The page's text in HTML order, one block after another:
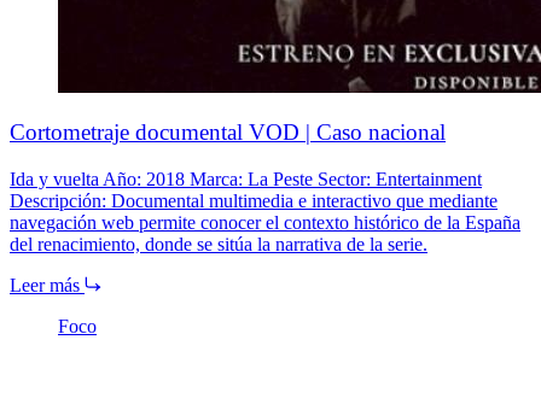
Cortometraje documental VOD | Caso nacional
Ida y vuelta Año: 2018 Marca: La Peste Sector: Entertainment
Descripción: Documental multimedia e interactivo que mediante
navegación web permite conocer el contexto histórico de la España
del renacimiento, donde se sitúa la narrativa de la serie.
Leer más
Foco